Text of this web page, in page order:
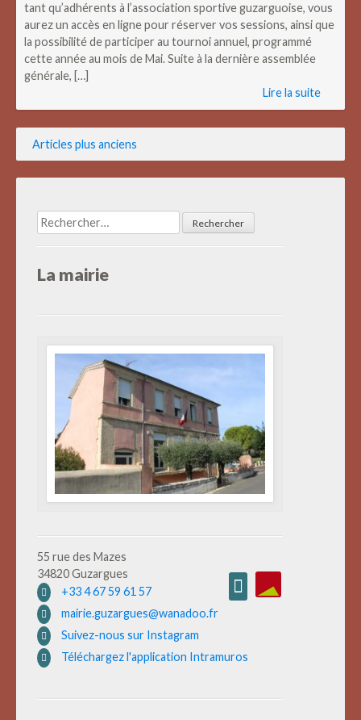
tant qu’adhérents à l’association sportive guzarguoise, vous
aurez un accès en ligne pour réserver vos sessions, ainsi que
la possibilité de participer au tournoi annuel, programmé
cette année au mois de Mai. Suite à la dernière assemblée
générale, […]
Lire la suite
Navigation
des
Articles plus anciens
Rechercher :
La mairie
55 rue des Mazes
34820 Guzargues
+33 4 67 59 61 57
mairie.guzargues@wanadoo.fr
Suivez-nous sur Instagram
Téléchargez l'application Intramuros